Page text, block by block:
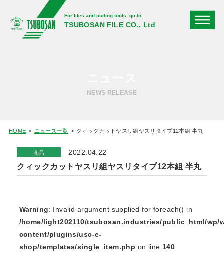
For files and cutting tools, go to
TSUBOSAN FILE CO., Ltd
NEWS RELEASE
HOME ニュース一覧 クィックカットヤスリ組ヤスリタイプ12本組 半丸
商品 2022.04.22
クィックカットヤスリ組ヤスリタイプ12本組 半丸
Warning: Invalid argument supplied for foreach() in
/home/light202110/tsubosan.industries/public_html/wp/
content/plugins/usc-e-
shop/templates/single_item.php on line 140